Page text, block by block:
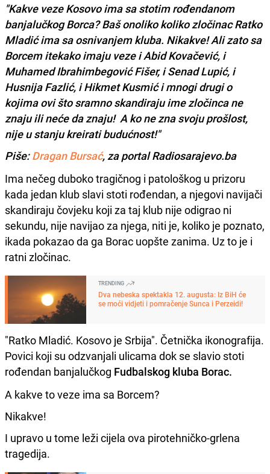
"Kakve veze Kosovo ima sa stotim rođendanom
banjalučkog Borca? Baš onoliko koliko zločinac Ratko
Mladić ima sa osnivanjem kluba. Nikakve! Ali zato sa
Borcem itekako imaju veze i Abid Kovačević, i
Muhamed Ibrahimbegović Fišer, i Senad Lupić, i
Husnija Fazlić, i Hikmet Kusmić i mnogi drugi o
kojima ovi što sramno skandiraju ime zločinca ne
znaju ili neće da znaju! A ko ne zna svoju prošlost,
nije u stanju kreirati budućnost!"
Piše:Dragan Bursać, za portal Radiosarajevo.ba
Ima nečeg duboko tragičnog i patološkog u prizoru
kada jedan klub slavi stoti rođendan, a njegovi navijači
skandiraju čovjeku koji za taj klub nije odigrao ni
sekundu, nije navijao za njega, niti je, koliko je poznato,
ikada pokazao da ga Borac uopšte zanima. Uz to je i
ratni zločinac.
TRENDING
Dva nebeska spektakla 12. augusta: Iz BiH će
se moći vidjeti i pomračenje Sunca i Perzeidi!
"Ratko Mladić. Kosovo je Srbija". Četnička ikonografija.
Povici koji su odzvanjali ulicama dok se slavio stoti
rođendan banjalučkog Fudbalskog kluba Borac.
A kakve to veze ima sa Borcem?
Nikakve!
I upravo u tome leži cijela ova pirotehničko-grlena
tragedija.